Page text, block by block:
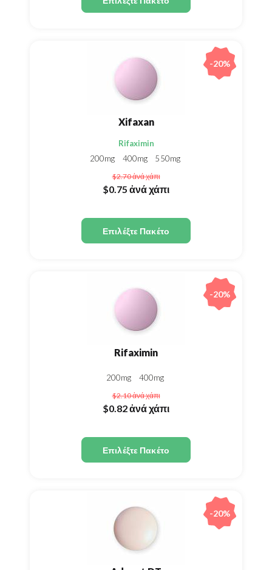
Xifaxan
Rifaximin
200mg
400mg 550mg
$2.70ἀνά χάπι
$0.75 ἀνά χάπι
Επιλέξτε Πακέτο
-20%
Rifaximin
200mg 400mg
$2.10ἀνά χάπι
$0.82ἀνά χάπι
Επιλέξτε Πακέτο
-20%
-20%